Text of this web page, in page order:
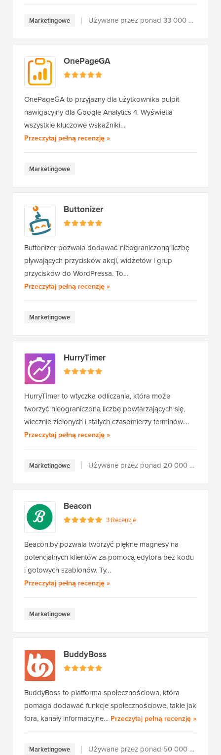
Marketingowe Używane przez ponad 33 000 użytkowników
OnePageGA
OnePageGA to przyjazny dla użytkownika pulpit
nawigacyjny dla Google Analytics 4. Wyświetla
wszystkie kluczowe wskaźniki…
Przeczytaj pełną recenzjęOnePageGA
»
Marketingowe
Buttonizer
Buttonizer pozwala dodawać nieograniczoną liczbę
pływających przycisków akcji, widżetów i grup
przycisków do WordPressa. To…
Przeczytaj pełną recenzjęButtonizer
»
Marketingowe
HurryTimer
HurryTimer to wtyczka odliczania, która może
tworzyć nieograniczoną liczbę powtarzających się,
wiecznie zielonych i stałych czasomierzy terminów.…
Przeczytaj pełną recenzjęHurryTimer
»
Marketingowe Używane przez ponad 20 000 użytkowników
Beacon
3 Recenzje
Beacon.by pozwala tworzyć piękne magnesy na
potencjalnych klientów za pomocą edytora bez kodu
i gotowych szablonów. Ty…
Przeczytaj pełną recenzjęBeacon
»
Marketingowe
BuddyBoss
BuddyBoss to platforma społecznościowa, która
pomaga dodawać funkcje społecznościowe, takie jak
fora, kanały informacyjne… Przeczytaj pełną recenzję»
Marketingowe Używane przez ponad 50 000 użytkowników